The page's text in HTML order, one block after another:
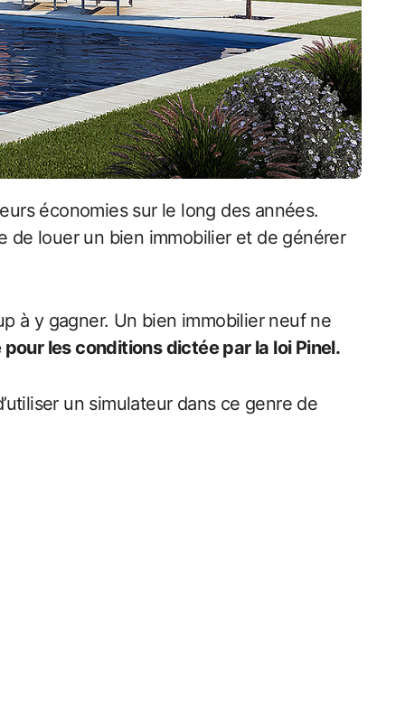
de louer un bien immobilier et de générer
à y gagner. Un bien immobilier neuf ne
les conditions dictée par la loi Pinel.
un simulateur dans ce genre de